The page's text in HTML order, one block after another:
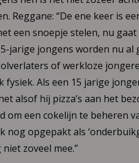
Reggane: “De ene keer is
een snoepje stelen, nu
jarige jongens worden nu
of werkloze
Als een 15 jarige
alsof hij pizza’s aan het
een cokelijn te beheren
opgepakt als
zoveel mee.”